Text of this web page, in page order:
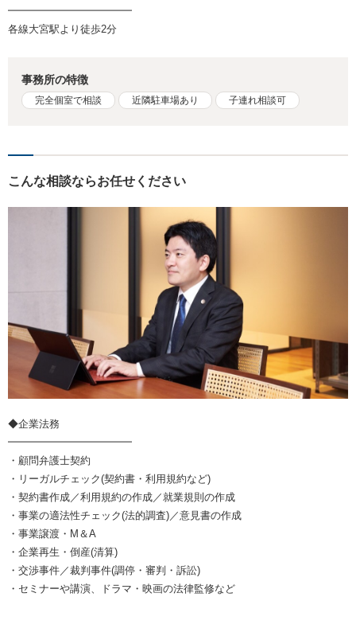
━━━━━━━━━━━━
各線大宮駅より徒歩2分
事務所の特徴
完全個室で相談 近隣駐車場あり 子連れ相談可
こんな相談ならお任せください
◆企業法務
━━━━━━━━━━━━
・顧問弁護士契約
・リーガルチェック(契約書・利用規約など)
・契約書作成／利用規約の作成／就業規則の作成
・事業の適法性チェック(法的調査)／意見書の作成
・事業譲渡・M＆A
・企業再生・倒産(清算)
・交渉事件／裁判事件(調停・審判・訴訟)
・セミナーや講演、ドラマ・映画の法律監修など